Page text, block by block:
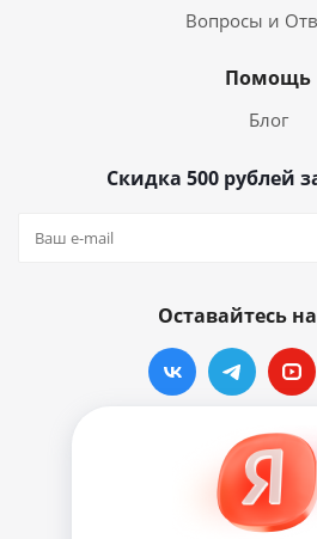
Вопросы и
Помощь
Блог
Скидка 500 рублей
Оставайтесь
Наши